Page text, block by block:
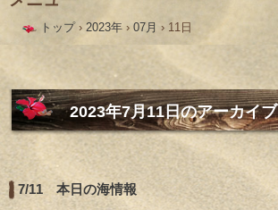
へ
ス
キ
ッ
プ
トップ › 2023年 › 07月 › 11日
2023年7月11日のアーカイブ
7/11 本日の海情報